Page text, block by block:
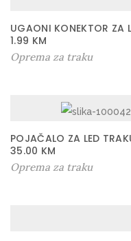
n
a
UGAONI KONEKTOR ZA
1.99 KM
Oprema za traku
POJAČALO ZA LED
35.00 KM
Oprema za traku